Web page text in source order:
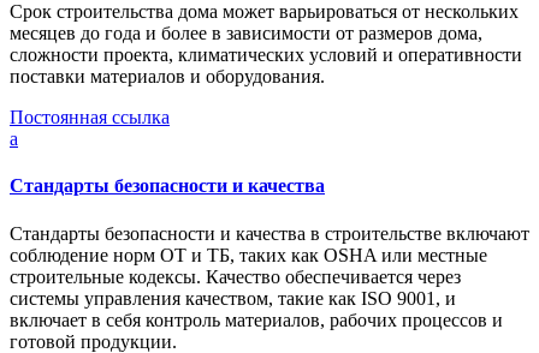
Срок строительства дома может варьироваться от нескольких
месяцев до года и более в зависимости от размеров дома,
сложности проекта, климатических условий и оперативности
поставки материалов и оборудования.
Постоянная ссылка
a
Стандарты безопасности и качества
Стандарты безопасности и качества в строительстве включают
соблюдение норм ОТ и ТБ, таких как OSHA или местные
строительные кодексы. Качество обеспечивается через
системы управления качеством, такие как ISO 9001, и
включает в себя контроль материалов, рабочих процессов и
готовой продукции.